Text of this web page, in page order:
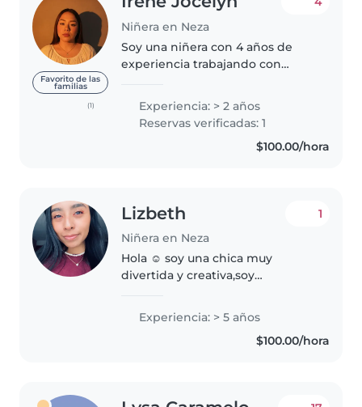
Favorito de las
familias
(1)
Niñera en Neza
Soy una niñera con 4 años de
experiencia trabajando con
responsable, divertida y
empática, que disfruta de
actividades como dibujar,..
Experiencia: > 2 años
Reservas verificadas: 1
$100.00/hora
Lizbeth
Niñera en Neza
1
Hola ☺️ soy una chica muy
divertida y creativa,soy
responsable,he cuidado bebés
recién nacidos y peques ya
grandes(2 meses a 10 años),juego
Experiencia: > 5 años
$100.00/hora